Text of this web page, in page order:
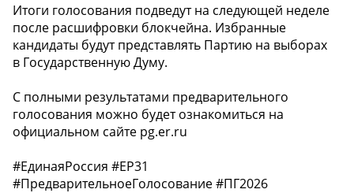
Итоги голосования подведут на следующей неделе
после расшифровки блокчейна. Избранные
кандидаты будут представлять Партию на выборах
в Государственную Думу.
С полными результатами предварительного
голосования можно будет ознакомиться на
официальном сайте pg.er.ru
#ЕдинаяРоссия #ЕР31
#ПредварительноеГолосование #ПГ2026